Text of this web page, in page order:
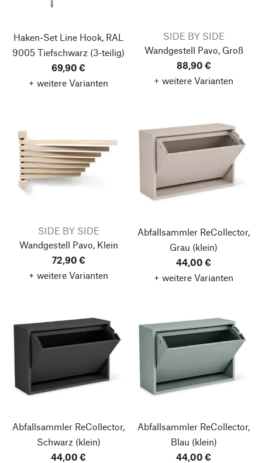
Haken-Set Line Hook, RAL
9005 Tiefschwarz (3-teilig)
69,90 €
+ weitere Varianten
SIDE BY SIDE
Wandgestell Pavo, Groß
88,90 €
+ weitere Varianten
SIDE BY SIDE
Wandgestell Pavo, Klein
72,90 €
+ weitere Varianten
Abfallsammler ReCollector,
Grau (klein)
44,00 €
+ weitere Varianten
Abfallsammler ReCollector,
Schwarz (klein)
44,00 €
Abfallsammler ReCollector,
Blau (klein)
44,00 €